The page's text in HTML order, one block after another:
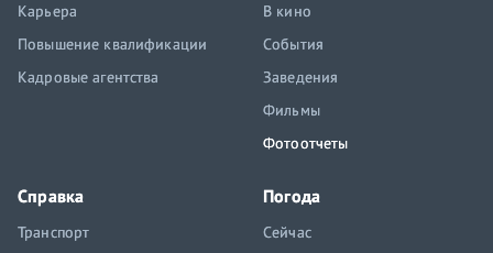
Карьера
Повышение квалификации
Кадровые агентства
В кино
События
Заведения
Фильмы
Фотоотчеты
Справка
Транспорт
Погода
Сейчас